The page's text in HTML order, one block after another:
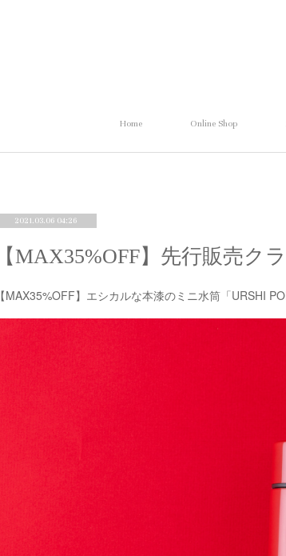
Home Online Shop
2021.03.06 04:26
【MAX35%OFF】先行販売ク
【MAX35%OFF】エシカルな本漆のミニ水筒「URSHI